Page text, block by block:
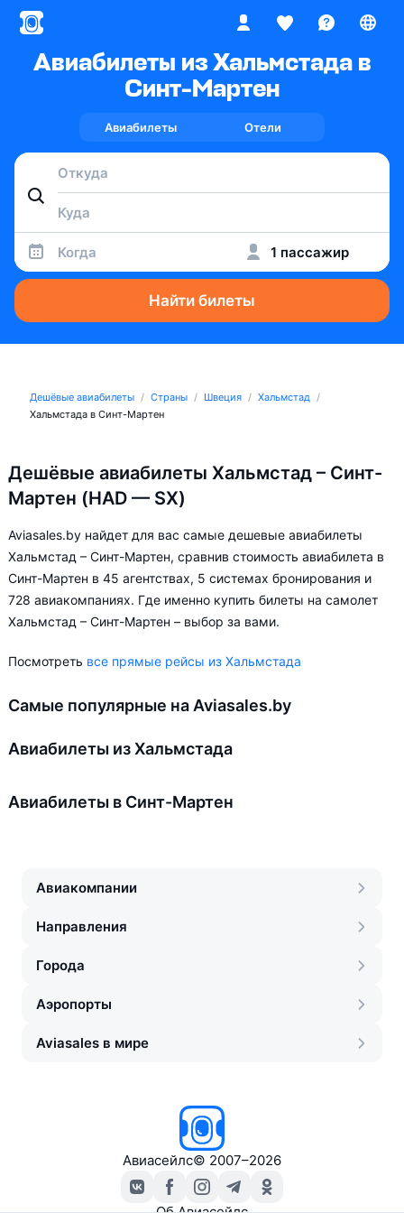
Авиабилеты из Хальмстада в
Синт-Мартен
Авиабилеты Отели
Когда 1 пассажир
Найти билеты
Дешёвые авиабилеты Страны Швеция
Хальмстад
Хальмстада в Синт-Мартен
Дешёвые авиабилеты Хальмстад – Синт-
Мартен (HAD — SX)
Aviasales.by найдет для вас самые дешевые авиабилеты
Хальмстад – Синт-Мартен, сравнив стоимость авиабилета в
Синт-Мартен в 45 агентствах, 5 системах бронирования и
728 авиакомпаниях. Где именно купить билеты на самолет
Хальмстад – Синт-Мартен – выбор за вами.
Посмотреть все прямые рейсы из Хальмстада
Самые популярные на Aviasales.by
Авиабилеты из Хальмстада
Авиабилеты в Синт-Мартен
Авиакомпании
Направления
Города
Аэропорты
Aviasales в мире
Авиасейлс© 2007–2026